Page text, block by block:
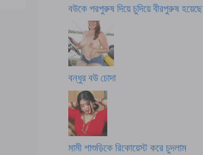
বউকে পরপুরুষ দিয়ে চুদিয়ে বীরপুরুষ হয়েছে
বন্ধুর বউ চোদা
মামী শাশুড়িকে রিকোয়েস্ট করে চুদলাম